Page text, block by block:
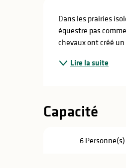
Dans les prairies
équestre pas
chevaux ont créé
Lire la suite
Capacité
6 Personne(s)